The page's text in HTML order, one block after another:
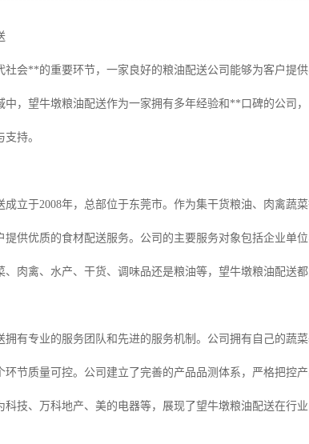
社会**的重要环节，一家良好的粮油配送公司能够为客户提
中，望牛墩粮油配送作为一家拥有多年经验和**口碑的公司
持。
成立于2008年，总部位于东莞市。作为集干货粮油、肉禽蔬
提供优质的食材配送服务。公司的主要服务对象包括企业单
、肉禽、水产、干货、调味品还是粮油等，望牛墩粮油配送
拥有专业的服务团队和先进的服务机制。公司拥有自己的蔬
环节质量可控。公司建立了完善的产品品测体系，严格把控
科技、万科地产、美的电器等，展现了望牛墩粮油配送在行